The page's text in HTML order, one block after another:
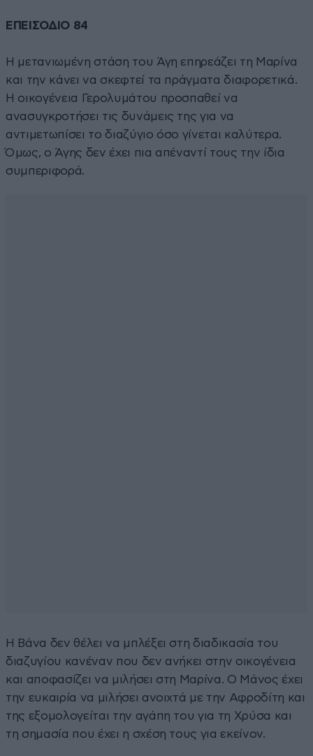
ΕΠΕΙΣΟΔΙΟ 84
Η μετανιωμένη στάση του Άγη επηρεάζει τη Μαρίνα
και την κάνει να σκεφτεί τα πράγματα διαφορετικά.
Η οικογένεια Γερολυμάτου προσπαθεί να
ανασυγκροτήσει τις δυνάμεις της για να
αντιμετωπίσει το διαζύγιο όσο γίνεται καλύτερα.
Όμως, ο Άγης δεν έχει πια απέναντί τους την ίδια
συμπεριφορά.
Η Βάνα δεν θέλει να μπλέξει στη διαδικασία του
διαζυγίου κανέναν που δεν ανήκει στην οικογένεια
και αποφασίζει να μιλήσει στη Μαρίνα. Ο Μάνος έχει
την ευκαιρία να μιλήσει ανοιχτά με την Αφροδίτη και
της εξομολογείται την αγάπη του για τη Χρύσα και
τη σημασία που έχει η σχέση τους για εκείνον.